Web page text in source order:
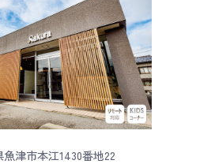
魚津市本江1430番地22